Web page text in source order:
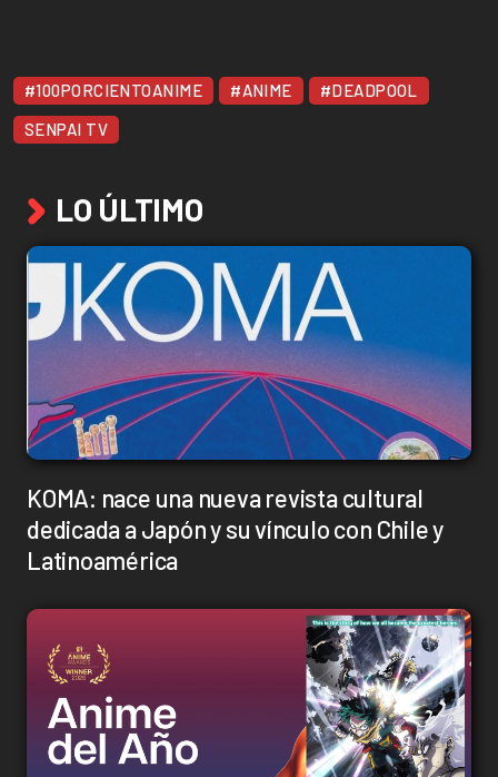
#100PORCIENTOANIME #ANIME
#DEADPOOL
SENPAI TV
LO ÚLTIMO
KOMA: nace una nueva revista cultural
dedicada a Japón y su vínculo con Chile y
Latinoamérica